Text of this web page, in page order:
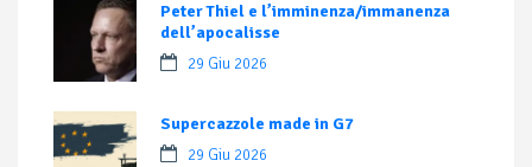
Peter Thiel e l’imminenza/immanenza
dell’apocalisse
29 Giu 2026
Supercazzole made in G7
29 Giu 2026